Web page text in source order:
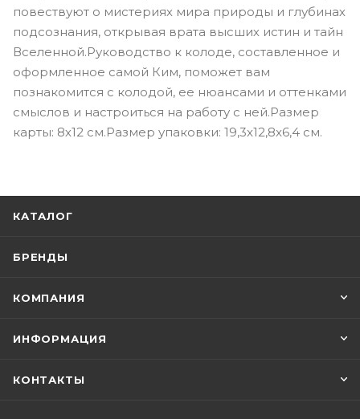
повествуют о мистериях мира природы и глубинах
подсознания, открывая врата высших истин и тайн
Вселенной.Руководство к колоде, составленное и
оформленное самой Ким, поможет вам
познакомится с колодой, ее нюансами и оттенками
смыслов и настроиться на работу с ней.Размер
карты: 8х12 см.Размер упаковки: 19,3x12,8x6,4 см.
КАТАЛОГ
БРЕНДЫ
КОМПАНИЯ
ИНФОРМАЦИЯ
КОНТАКТЫ